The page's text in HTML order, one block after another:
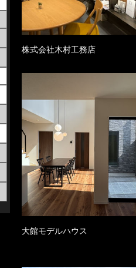
株式会社木村工務店
大館モデルハウス